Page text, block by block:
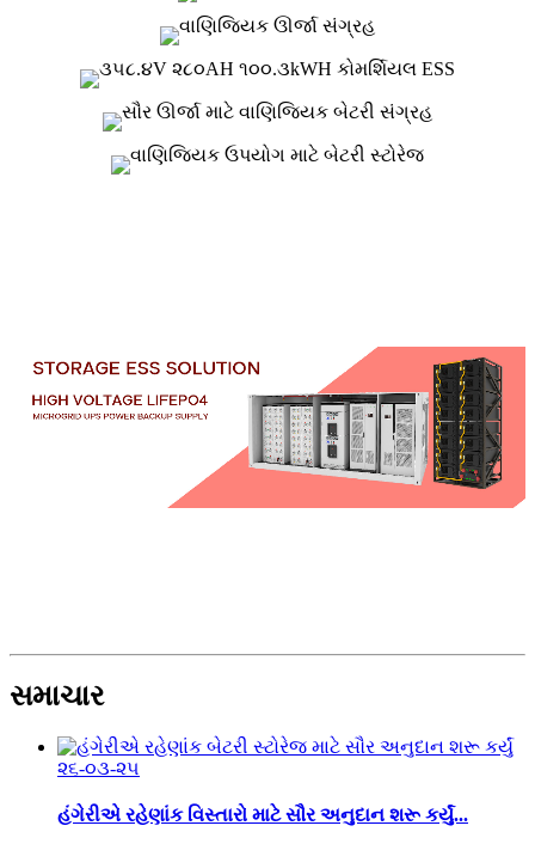
સમાચાર
૨૬-૦૩-૨૫
હંગેરીએ રહેણાંક વિસ્તારો માટે સૌર અનુદાન શરૂ કર્યું...